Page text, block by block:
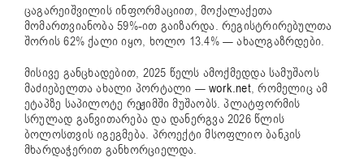
ცაგარეიშვილის ინფორმაციით, მოქალაქეთა
მომართვიანობა 59%-ით გაიზარდა. რეგისტრირებულთა
შორის 62% ქალი იყო, ხოლო 13.4% — ახალგაზრდები.
მისივე განცხადებით, 2025 წელს ამოქმედდა სამუშაოს
მაძიებელთა ახალი პორტალი —work.net, რომელიც ამ
ეტაპზე საპილოტე რეჟიმში მუშაობს. პლატფორმის
სრულად განვითარება და დანერგვა 2026 წლის
ბოლოსთვის იგეგმება. პროექტი მსოფლიო ბანკის
მხარდაჭერით განხორციელდა.